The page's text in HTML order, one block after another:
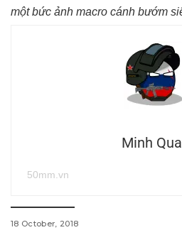
một bức ảnh macro cánh bướm
Minh
50mm.vn
18 October, 2018